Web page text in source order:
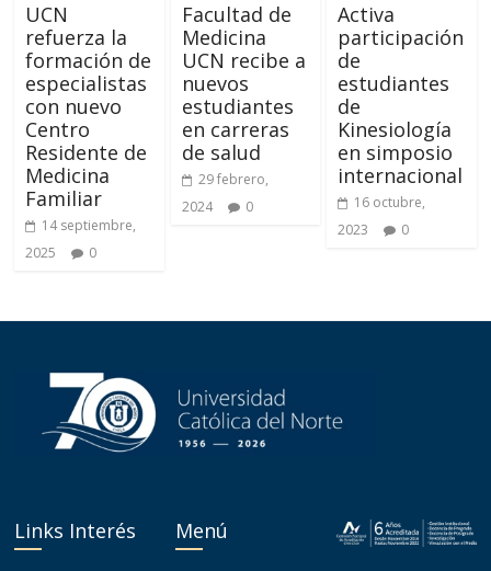
UCN
refuerza la
formación de
especialistas
con nuevo
Centro
Residente de
Medicina
Familiar
14 septiembre,
2025
0
Facultad de
Medicina
UCN recibe a
nuevos
estudiantes
en carreras
de salud
29 febrero,
2024
0
Activa
participación
de
estudiantes
de
Kinesiología
en simposio
internacional
16 octubre,
2023
0
Links Interés Menú